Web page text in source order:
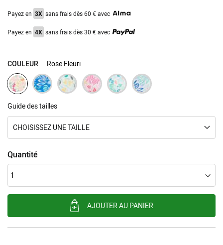
Payez en 3X sans frais dès 60 € avec
Payez en 4X sans frais dès 30 € avec
COULEUR Rose Fleuri
Guide des tailles
CHOISISSEZ UNE TAILLE
Quantité
AJOUTER AU PANIER